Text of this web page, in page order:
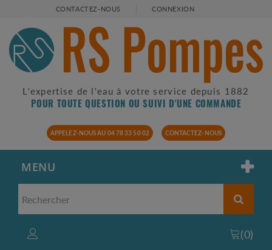
CONTACTEZ-NOUS CONNEXION
L'expertise de l'eau à votre service depuis 1882
POUR TOUTE QUESTION OU SUIVI D'UNE COMMANDE
APPELEZ-NOUS AU 04 78 33 50 02 CONTACTEZ-NOUS
MENU
(0)